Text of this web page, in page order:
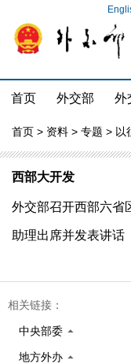
首页 外交部 外
首页 > 资料 > 专题 > 以
西部大开发
外交部召开西部六省
助理出席并发表讲话
相关链接：
中央部委
地方外办